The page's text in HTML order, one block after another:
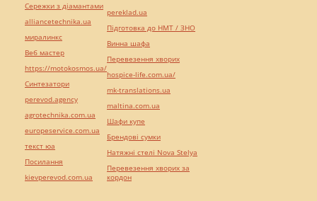
Сережки з діамантами
alliancetechnika.ua
миралинкс
Веб мастер
https://motokosmos.ua/
Синтезатори
perevod.agency
agrotechnika.com.ua
europeservice.com.ua
текст юа
Посилання
kievperevod.com.ua
pereklad.ua
Підготовка до НМТ / ЗНО
Винна шафа
Перевезення хворих
hospice-life.com.ua/
mk-translations.ua
maltina.com.ua
Шафи купе
Брендові сумки
Натяжні стелі Nova Stelya
Перевезення хворих за
кордон